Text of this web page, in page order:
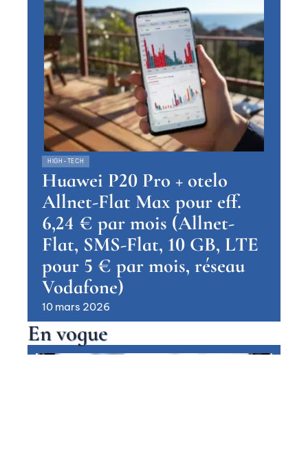
HIGH-TECH
Huawei P20 Pro + otelo
Allnet-Flat Max pour eff.
6,24 € par mois (Allnet-
Flat, SMS-Flat, 10 GB, LTE
pour 5 € par mois, réseau
Vodafone)
10 mars 2026
En vogue